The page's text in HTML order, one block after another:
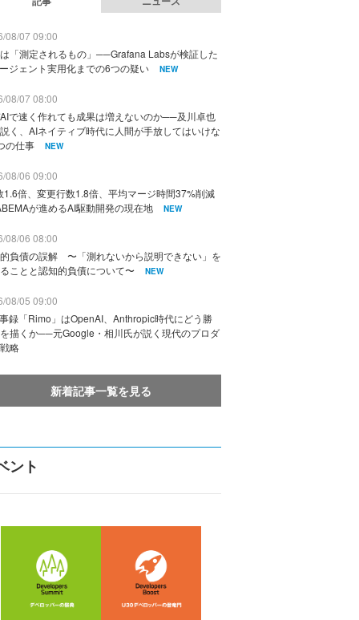
08/07 09:00
「測定されるもの」──Grafana Labsが検証した
ジェント実用化までの6つの疑い
NEW
08/07 08:00
で速く作れても成果は増えないのか──及川卓也
く、AIネイティブ時代に人間が手放してはいけな
の仕事
NEW
08/06 09:00
1.6倍、変更行数1.8倍、平均マージ時間37%削減
が進めるAI駆動開発の現在地
NEW
08/06 08:00
負債の誤解 〜「測れないから説明できない」を
ことと認知的負債について〜
NEW
08/05 09:00
録「Rimo」はOpenAI、Anthropic時代にどう勝
描くか──元Google・相川氏が説く現代のプロダ
略
新着記事一覧を見る
ント